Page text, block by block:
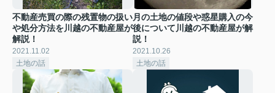
不動産売買の際の残置物の扱い
や処分方法を川越の不動産屋が
解説！
2021.11.02
土地の話
月の土地の値段や惑星購入の今
後について川越の不動産屋が解
説！
2021.10.26
土地の話